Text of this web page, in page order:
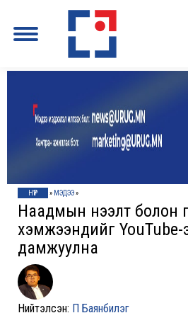
НҮҮР » МЭДЭЭ»
Наадмын нээлт болон
хэмжээнүүдийг
дамжуулна
Нийтэлсэн: П Баянбилэг